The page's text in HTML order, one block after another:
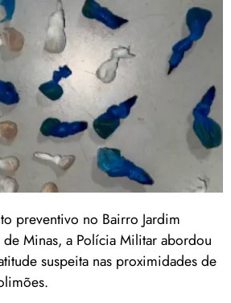
preventivo no Bairro Jardim
de Minas, a Polícia Militar abordou
suspeita nas proximidades de